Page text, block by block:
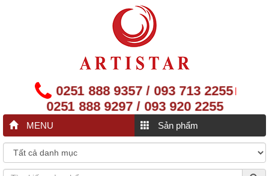
0251 888 9357 / 093 713 2255 |
0251 888 9297 / 093 920 2255
MENU Sản phẩm